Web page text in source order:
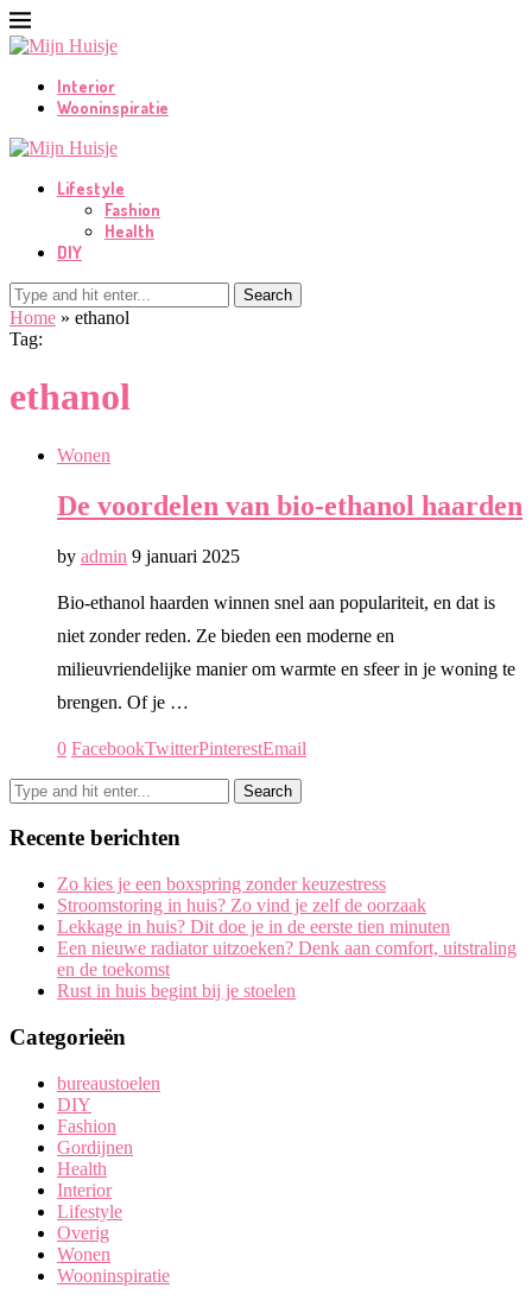
Interior
Wooninspiratie
Lifestyle
Fashion
Health
DIY
Search
Home » ethanol
Tag:
ethanol
Wonen
De voordelen van bio-ethanol haarden
by admin 9 januari 2025
Bio-ethanol haarden winnen snel aan populariteit, en dat is
niet zonder reden. Ze bieden een moderne en
milieuvriendelijke manier om warmte en sfeer in je woning te
brengen. Of je …
0 FacebookTwitterPinterestEmail
Recente berichten
Zo kies je een boxspring zonder keuzestress
Stroomstoring in huis? Zo vind je zelf de oorzaak
Lekkage in huis? Dit doe je in de eerste tien minuten
Een nieuwe radiator uitzoeken? Denk aan comfort, uitstraling
en de toekomst
Rust in huis begint bij je stoelen
Categorieën
bureaustoelen
DIY
Fashion
Gordijnen
Health
Interior
Lifestyle
Overig
Wonen
Wooninspiratie